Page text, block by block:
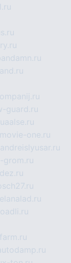
guard.ru
aalse.ru
movie-one.ru
andreislyusar.ru
grom.ru
roadli.ru